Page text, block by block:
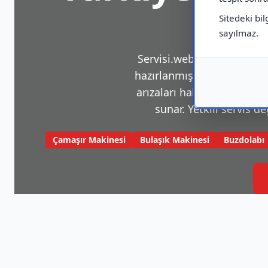
Sitedeki
sayılmaz.
Servisi.web.tr, beyaz
hazırlanmış bir
arızaları hakkında sık
sunar. Yetkili servis
Çamaşır Makinesi Bulaşık Makinesi Buzdolabı